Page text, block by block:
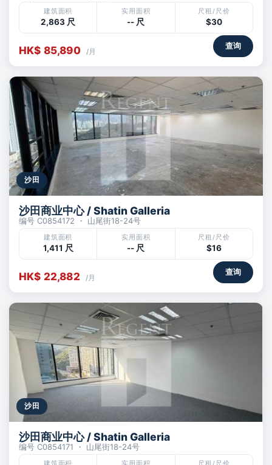
建筑面积
2,863 尺
实用面积
-- 尺
尺租/尺价
$30
HK$ 85,890 /月
查询
沙田
沙田商业中心 / Shatin Galleria
编号 C0854172 ・ 山尾街18-24号
建筑面积
1,411 尺
实用面积
-- 尺
尺租/尺价
$16
HK$ 22,882 /月
查询
沙田
沙田商业中心 / Shatin Galleria
编号 C0854171 ・ 山尾街18-24号
建筑面积 实用面积 尺租/尺价